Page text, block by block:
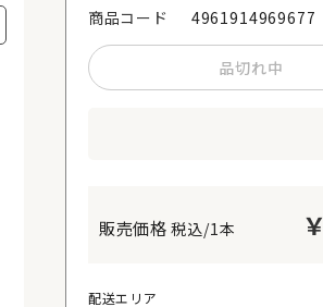
商品コード 4961914969677
品切れ中
税込/1本 ￥
配送エリア